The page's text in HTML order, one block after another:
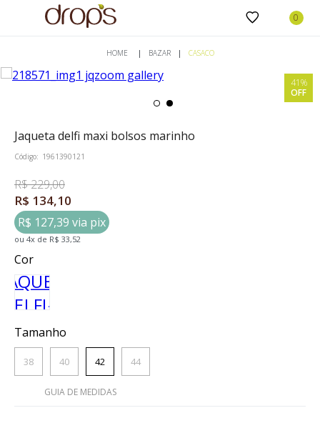
BAZAR CASACO
41%
OFF
jaqueta delfi maxi bolsos marinho
Código: 1961390121
R$ 229,00
R$ 134,10
R$ 127,39 via pix
ou 4x de R$ 33,52
Cor
Tamanho
38 40 42 44
GUIA DE MEDIDAS